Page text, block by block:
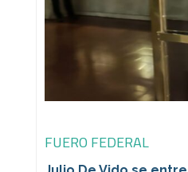
FUERO FEDERAL